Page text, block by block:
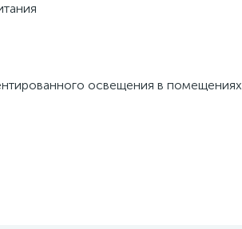
освещения в помещениях